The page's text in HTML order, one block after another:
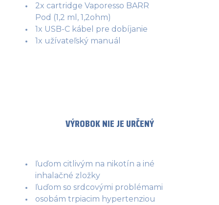
2x cartridge Vaporesso BARR
Pod (1,2 ml, 1,2ohm)
1x USB-C kábel pre dobíjanie
1x užívateľský manuál
VÝROBOK NIE JE URČENÝ
ľuďom citlivým na nikotín a iné
inhalačné zložky
ľuďom so srdcovými problémami
osobám trpiacim hypertenziou